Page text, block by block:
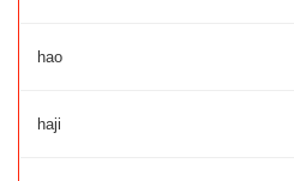
hao
haji